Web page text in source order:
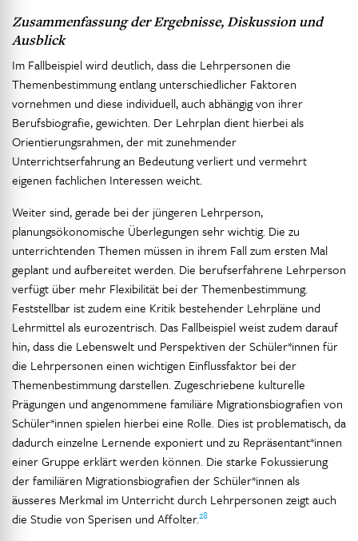
Zusammenfassung der Ergebnisse, Diskussion und
Ausblick
Im Fallbeispiel wird deutlich, dass die Lehrpersonen die
Themenbestimmung entlang unterschiedlicher Faktoren
vornehmen und diese individuell, auch abhängig von ihrer
Berufsbiografie, gewichten. Der Lehrplan dient hierbei als
Orientierungsrahmen, der mit zunehmender
Unterrichtserfahrung an Bedeutung verliert und vermehrt
eigenen fachlichen Interessen weicht.
Weiter sind, gerade bei der jüngeren Lehrperson,
planungsökonomische Überlegungen sehr wichtig. Die zu
unterrichtenden Themen müssen in ihrem Fall zum ersten Mal
geplant und aufbereitet werden. Die berufserfahrene Lehrperson
verfügt über mehr Flexibilität bei der Themenbestimmung.
Feststellbar ist zudem eine Kritik bestehender Lehrpläne und
Lehrmittel als eurozentrisch. Das Fallbeispiel weist zudem darauf
hin, dass die Lebenswelt und Perspektiven der Schüler*innen für
die Lehrpersonen einen wichtigen Einflussfaktor bei der
Themenbestimmung darstellen. Zugeschriebene kulturelle
Prägungen und angenommene familiäre Migrationsbiografien von
Schüler*innen spielen hierbei eine Rolle. Dies ist problematisch, da
dadurch einzelne Lernende exponiert und zu Repräsentant*innen
einer Gruppe erklärt werden können. Die starke Fokussierung
der familiären Migrationsbiografien der Schüler*innen als
äusseres Merkmal im Unterricht durch Lehrpersonen zeigt auch
die Studie von Sperisen und Affolter.28